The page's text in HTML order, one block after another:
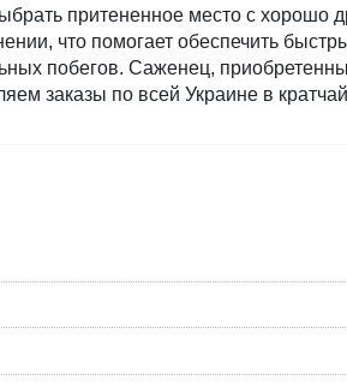
притененное место с хорошо
что помогает обеспечить
побегов. Саженец,
заказы по всей Украине в